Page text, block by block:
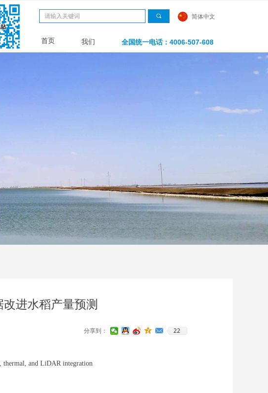
끠
文章
全国统一电话：4006-507-608
首页 我们
简体中文
进水稻产量预测
and LiDAR integration
分享到： 22